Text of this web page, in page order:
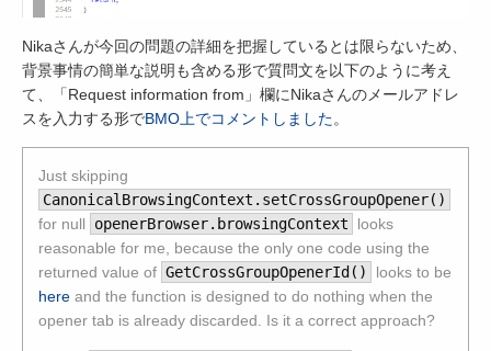
Nikaさんが今回の問題の詳細を把握しているとは限らないため、
背景事情の簡単な説明も含める形で質問文を以下のように考え
て、「Request information from」欄にNikaさんのメールアドレ
スを入力する形でBMO上でコメントしました。
Just skipping
CanonicalBrowsingContext.setCrossGroupOpener()
for null
openerBrowser.browsingContext
looks
reasonable for me, because the only one code using the
returned value of GetCrossGroupOpenerId()
looks to be
here and the function is designed to do nothing when the
opener tab is already discarded. Is it a correct approach?